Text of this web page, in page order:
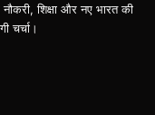
शिक्षा और नए भारत की
चर्चा।